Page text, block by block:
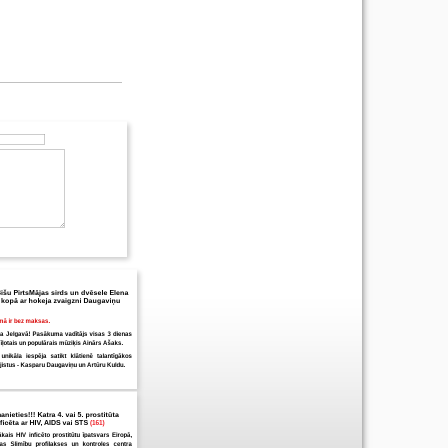
PirtsMājas sirds un dvēsele Elena
ar hokeja zvaigzni Daugaviņu
ir bez maksas.
Jelgavā! Pasākuma vadītājs visas 3 dienas
un populārais mūziķis Ainārs Ašaks.
iespēja satikt klātienē talantīgākos
- Kasparu Daugaviņu un Artūru Kuldu.
Katra 4. vai 5. prostitūta
ar HIV, AIDS vai STS (161)
HIV inficēto prostitūtu īpatsvars Eiropā,
Slimību profilakses un kontroles centra